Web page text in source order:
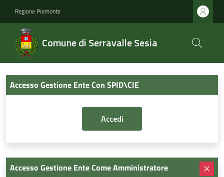
Regione Piemonte
Comune di Serravalle Sesia
Accesso Gestione Ente Con SPID\CIE
Accesso Gestione Ente Come Amministratore